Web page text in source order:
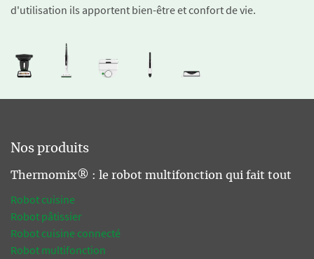
d'utilisation ils apportent bien-être et confort de vie.
Nos produits
Thermomix® : le robot multifonction qui fait tout
Robot cuisine
Robot pâtissier
Robot cuisine connecté
Robot multifonction